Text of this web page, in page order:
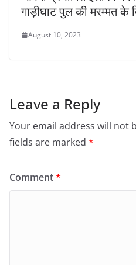
गाड़ीघाट पुल की मरम्मत के
August 10, 2023
Leave a Reply
Your email address will not
fields are marked *
Comment*